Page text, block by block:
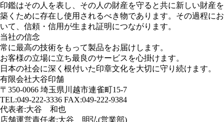
印鑑はその人を表し、その人の財産を守ると共に新しい財産を
築くために存在し使用されるべき物であります。その過程にお
いて、信頼・信用が生まれ証明につながります。
当社の信念
常に最高の技術をもって製品をお届けします。
お客様の立場に立ち最良のサービスを心掛けます。
日本の社会に深く根付いた印章文化を大切に守り続けます。
有限会社大谷印舗
〒350-0066 埼玉県川越市連雀町15-7
TEL:049-222-3336 FAX:049-222-9384
代表者:大谷 和也
店舗運営責任者:大谷 明弘(営業部)